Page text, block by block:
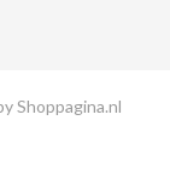
Shoppagina.nl